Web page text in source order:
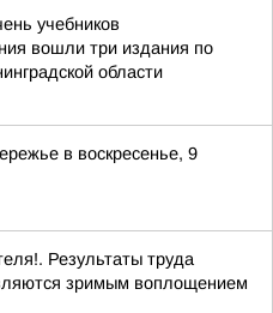
учебников
вошли три издания по
области
в воскресенье, 9
Результаты труда
зримым воплощением